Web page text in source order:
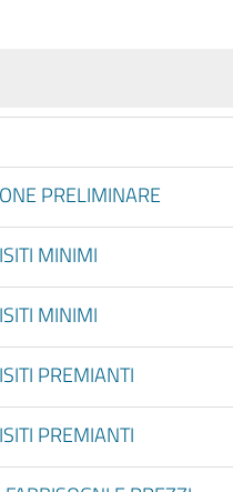
PRELIMINARE
MINIMI
MINIMI
PREMIANTI
PREMIANTI